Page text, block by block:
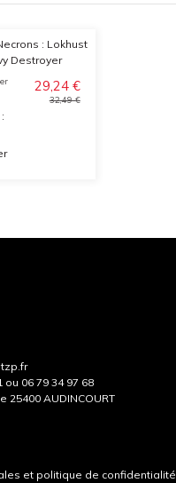
29,24 €
32,49 €
ou 06 79 34 97 68
25400 AUDINCOURT
et politique de confidentialité